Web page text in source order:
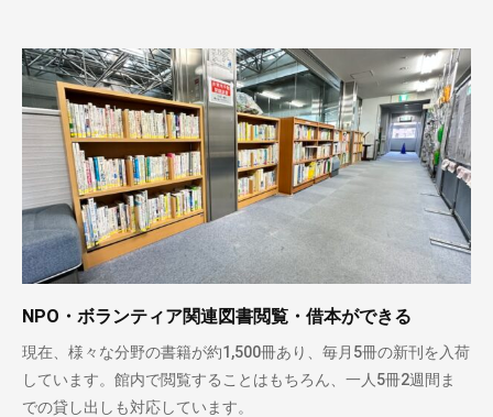
NPO・ボランティア関連図書閲覧・借本ができる
現在、様々な分野の書籍が約1,500冊あり、毎月5冊の新刊を入荷
しています。館内で閲覧することはもちろん、一人5冊2週間ま
での貸し出しも対応しています。